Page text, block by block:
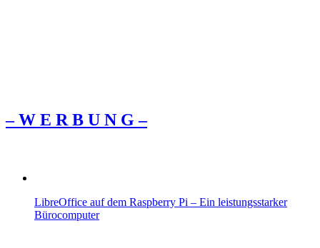
– W Ε R Β U Ν G –
LibreOffice auf dem Raspberry Pi – Ein leistungsstarker
Bürocomputer